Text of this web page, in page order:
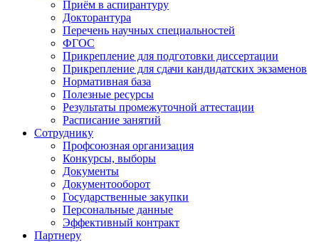
Приём в аспирантуру
Докторантура
Перечень научных специальностей
ФГОС
Прикрепление для подготовки диссертации
Прикрепление для сдачи кандидатских экзаменов
Нормативная база
Полезные ресурсы
Результаты промежуточной аттестации
Расписание занятий
Сотруднику
Профсоюзная организация
Конкурсы, выборы
Документы
Документооборот
Государственные закупки
Персональные данные
Эффективный контракт
Партнеру